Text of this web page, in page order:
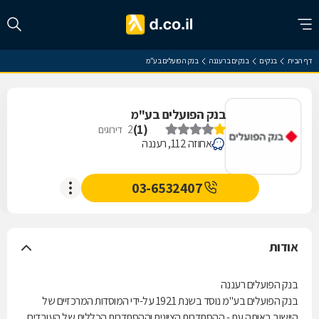
דף הבית בנקים בנקים ברעננה בנק הפועלים בע"מ
בנק הפועלים בע"מ
(
1
)
2 דירוגים
אחוזה 112, רעננה
03-6532407
אודות
בנק הפועלים רעננה
בנק הפועלים בע"מ נוסד בשנת 1921 על-ידי המוסדות המרכזיים של